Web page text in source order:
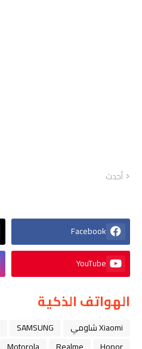
أحدث
Facebook
YouTube
الهواتف الذكية
Xiaomi شاومي SAMSUNG